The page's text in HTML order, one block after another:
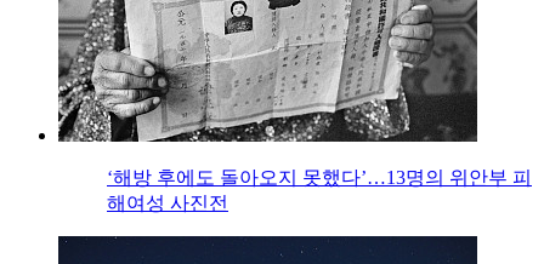
‘해방 후에도 돌아오지 못했다’…13명의 위안부 피
해여성 사진전